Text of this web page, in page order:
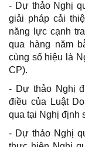
- Dự thảo Nghị
giải pháp cải
năng lực cạnh
qua hàng năm
cùng số hiệu là
CP).
- Dự thảo Nghị
điều của Luật
qua tại Nghị định
- Dự thảo Nghị